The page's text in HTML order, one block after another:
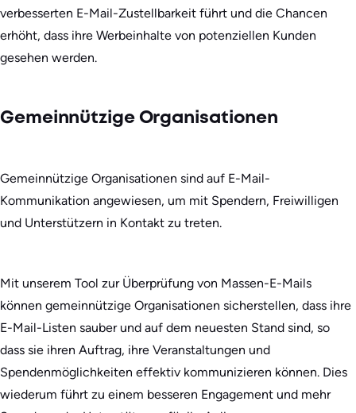
verbesserten E-Mail-Zustellbarkeit führt und die Chancen
erhöht, dass ihre Werbeinhalte von potenziellen Kunden
gesehen werden.
Gemeinnützige Organisationen
Gemeinnützige Organisationen sind auf E-Mail-
Kommunikation angewiesen, um mit Spendern, Freiwilligen
und Unterstützern in Kontakt zu treten.
Mit unserem Tool zur Überprüfung von Massen-E-Mails
können gemeinnützige Organisationen sicherstellen, dass ihre
E-Mail-Listen sauber und auf dem neuesten Stand sind, so
dass sie ihren Auftrag, ihre Veranstaltungen und
Spendenmöglichkeiten effektiv kommunizieren können. Dies
wiederum führt zu einem besseren Engagement und mehr